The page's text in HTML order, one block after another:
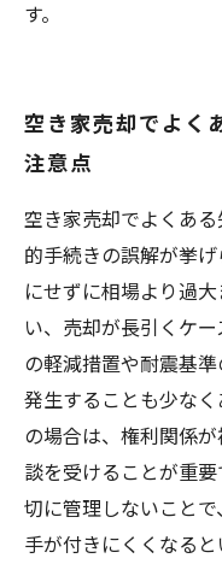
す。
空き家売却でよく
注意点
空き家売却でよくあ
的手続きの誤解が挙
にせずに相場より過
い、売却が長引くケ
の軽減措置や耐震基
発生することも少な
の場合は、権利関係
談を受けることが重
切に管理しないこと
手が付きにくくなる